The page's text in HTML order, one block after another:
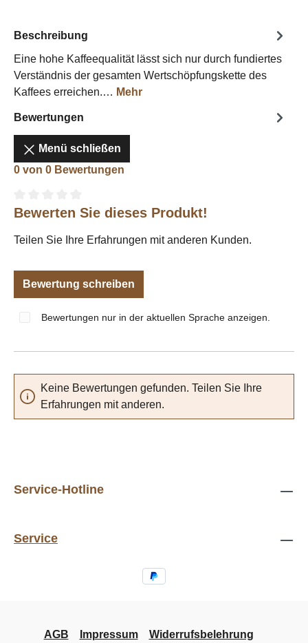
Beschreibung
Eine hohe Kaffeequalität lässt sich nur durch fundiertes
Verständnis der gesamten Wertschöpfungskette des
Kaffees erreichen.… Mehr
Bewertungen
Menü schließen
0 von 0 Bewertungen
Durchschnittliche Bewertung von 0 von 5 Sternen
Bewerten Sie dieses Produkt!
Teilen Sie Ihre Erfahrungen mit anderen Kunden.
Bewertung schreiben
Bewertungen nur in der aktuellen Sprache anzeigen.
Keine Bewertungen gefunden. Teilen Sie Ihre
Erfahrungen mit anderen.
Service-Hotline
Service
AGB Impressum Widerrufsbelehrung